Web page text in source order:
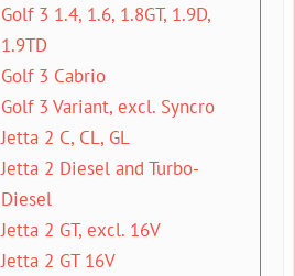
Golf 3 1.4, 1.6, 1.8GT, 1.9D,
1.9TD
Golf 3 Cabrio
Golf 3 Variant, excl. Syncro
Jetta 2 C, CL, GL
Jetta 2 Diesel and Turbo-
Diesel
Jetta 2 GT, excl. 16V
Jetta 2 GT 16V